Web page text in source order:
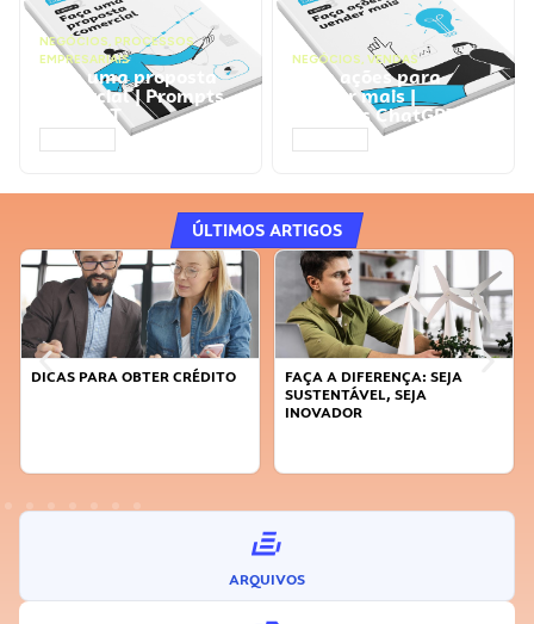
NEGÓCIOS, PROCESSOS
EMPRESARIAIS
Faça uma proposta
comercial | Prompts
ChatGPT
NEGÓCIOS, VENDAS
Faça ações para
vender mais |
Prompts ChatGPT
ÚLTIMOS ARTIGOS
DICAS PARA OBTER CRÉDITO
FAÇA A DIFERENÇA: SEJA
SUSTENTÁVEL, SEJA
INOVADOR
ARQUIVOS